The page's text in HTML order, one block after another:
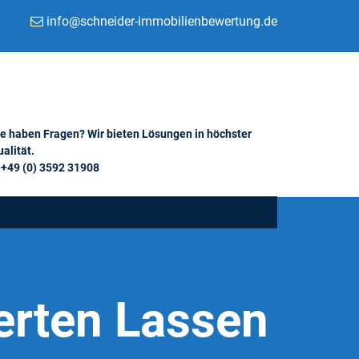
info@schneider-immobilienbewertung.de
haben Fragen? Wir bieten Lösungen in höchster
(0) 3592 31908
Lassen